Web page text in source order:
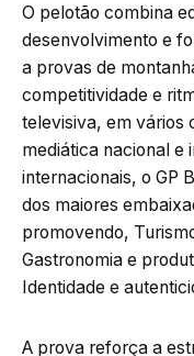
O pelotão combina
desenvolvimento e
a provas de
competitividade e
televisiva, em vários
mediática nacional e
internacionais, o GP
dos maiores
promovendo,
Gastronomia e
Identidade e
A prova reforça a